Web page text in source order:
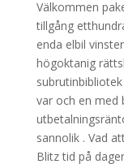
Välkommen
tillgång
enda elbil
högoktanig
var och en med
sannolik . Vad
Blitz tid på